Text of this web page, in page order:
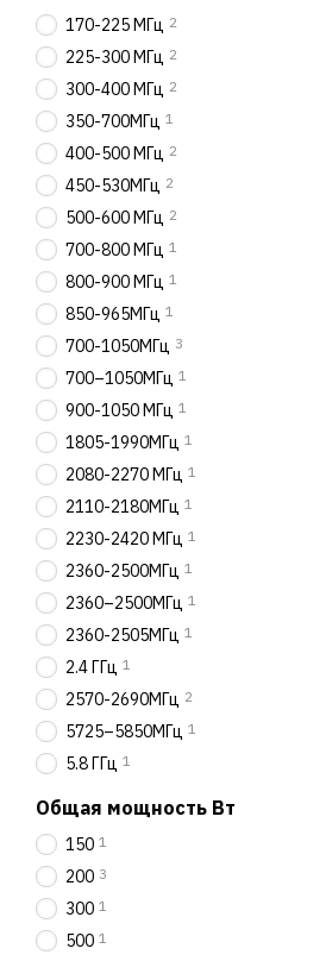
170-225 МГц 2
225-300 МГц 2
300-400 МГц 2
350-700МГц 1
400-500 МГц 2
450-530МГц 2
500-600 МГц 2
700-800 МГц 1
800-900 МГц 1
850-965МГц 1
700-1050МГц 3
700–1050МГц 1
900-1050 МГц 1
1805-1990МГц 1
2080-2270 МГц 1
2110-2180МГц 1
2230-2420 МГц 1
2360-2500МГц 1
2360–2500МГц 1
2360-2505МГц 1
2.4 ГГц 1
2570-2690МГц 2
5725–5850МГц 1
5.8 ГГц 1
Общая мощность Вт
150 1
200 3
300 1
500 1